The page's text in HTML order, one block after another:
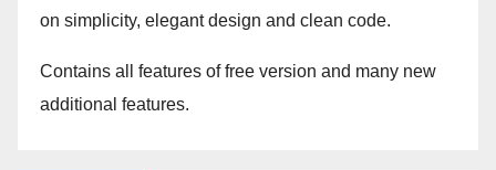
on simplicity, elegant design and clean code.
Contains all features of free version and many new
additional features.